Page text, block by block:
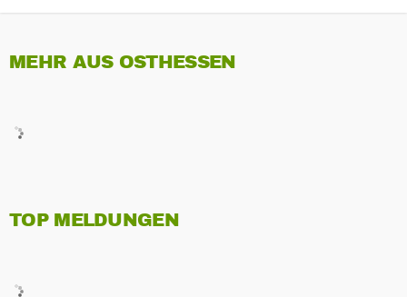
MEHR AUS OSTHESSEN
TOP MELDUNGEN